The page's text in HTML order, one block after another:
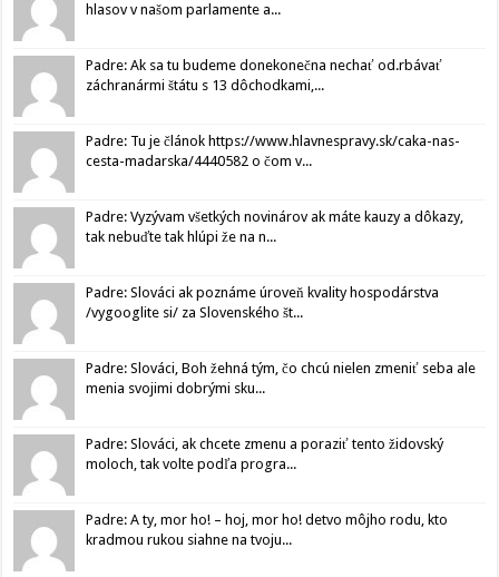
hlasov v našom parlamente a...
Padre: Ak sa tu budeme donekonečna nechať od.rbávať
záchranármi štátu s 13 dôchodkami,...
Padre: Tu je článok https://www.hlavnespravy.sk/caka-nas-
cesta-madarska/4440582 o čom v...
Padre: Vyzývam všetkých novinárov ak máte kauzy a dôkazy,
tak nebuďte tak hlúpi že na n...
Padre: Slováci ak poznáme úroveň kvality hospodárstva
/vygooglite si/ za Slovenského št...
Padre: Slováci, Boh žehná tým, čo chcú nielen zmeniť seba ale
menia svojimi dobrými sku...
Padre: Slováci, ak chcete zmenu a poraziť tento židovský
moloch, tak volte podľa progra...
Padre: A ty, mor ho! – hoj, mor ho! detvo môjho rodu, kto
kradmou rukou siahne na tvoju...